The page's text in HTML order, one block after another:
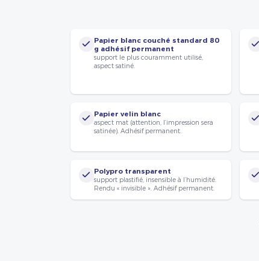
Papier blanc couché standard 80
g adhésif permanent
support le plus couramment utilisé,
aspect satiné.
Papier velin blanc
aspect mat (attention, l’impression sera
satinée). Adhésif permanent.
Polypro transparent
support plastifié, insensible à l’humidité.
Rendu « invisible ». Adhésif permanent.